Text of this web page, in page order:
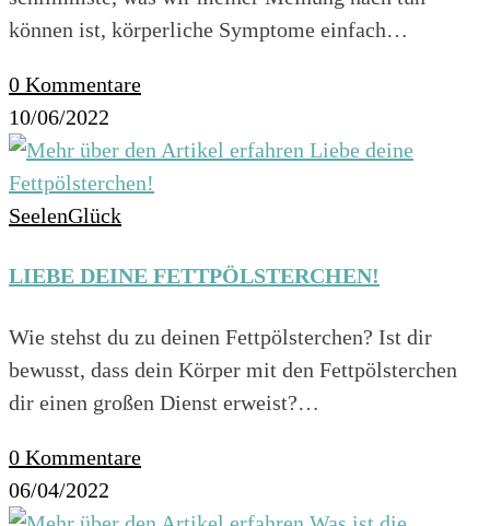
können ist, körperliche Symptome einfach…
0 Kommentare
10/06/2022
SeelenGlück
LIEBE DEINE FETTPÖLSTERCHEN!
Wie stehst du zu deinen Fettpölsterchen? Ist dir
bewusst, dass dein Körper mit den Fettpölsterchen
dir einen großen Dienst erweist?…
0 Kommentare
06/04/2022